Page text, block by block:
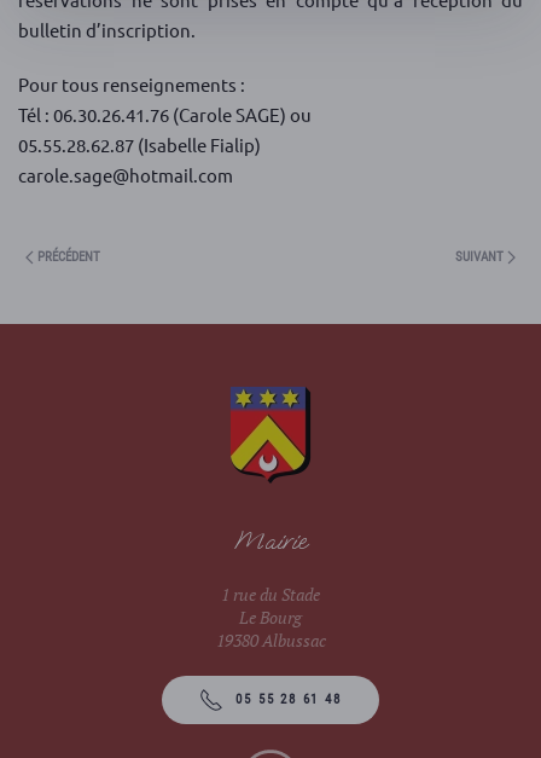
bulletin d’inscription.
Pour tous renseignements :
Tél : 06.30.26.41.76 (Carole SAGE) ou
05.55.28.62.87 (Isabelle Fialip)
carole.sage@hotmail.com
PRÉCÉDENT SUIVANT
Mairie
1 rue du Stade
Le Bourg
19380 Albussac
05 55 28 61 48